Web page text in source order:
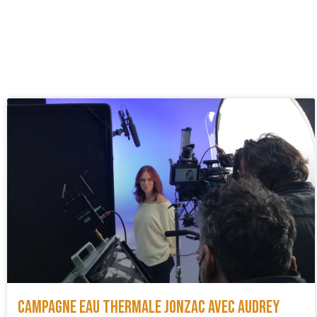
Campagne Eau Thermale Jonzac avec Audrey